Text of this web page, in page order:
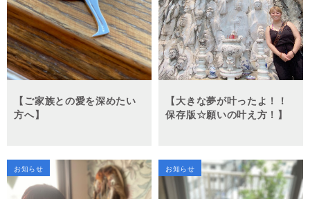
【ご家族との愛を深めたい
方へ】
【大きな夢が叶ったよ！！
保存版☆願いの叶え方！】
お知らせ お知らせ